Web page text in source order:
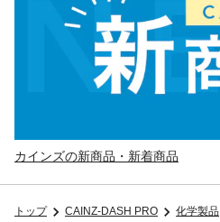
カインズの新商品・新着商品
トップ CAINZ-DASH PRO 化学製品